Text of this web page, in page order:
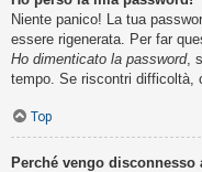
Niente panico! La tua
essere rigenerata. Per far
Ho dimenticato la password,
tempo. Se riscontri difficoltà,
Top
Perché vengo disconnesso